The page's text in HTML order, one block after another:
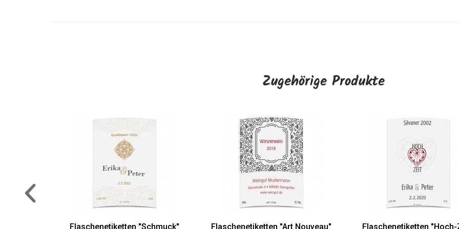
Zugehörige Produkte
Flaschenetiketten "Ringe"
AUSWÄHLEN
Flaschenetiketten "Fotokranz"
AUSWÄHLEN
Flaschenetiketten
AUSWÄHLEN